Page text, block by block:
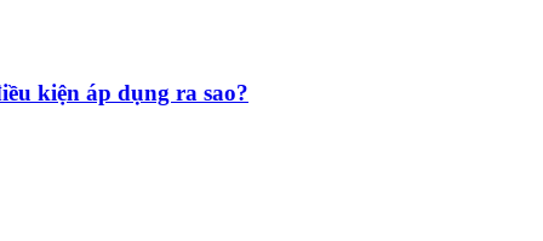
kiện áp dụng ra sao?